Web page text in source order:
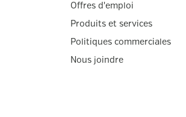
Offres d'emploi
Produits et services
Politiques commerciales
Nous joindre